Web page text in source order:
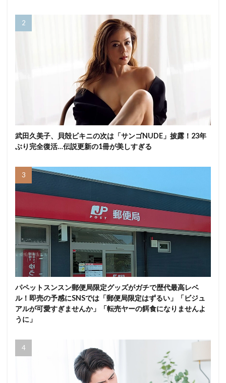
武田久美子、貝殻ビキニの次は「サンゴNUDE」披露！23年
ぶり完全復活…伝説更新の1冊が美しすぎる
パペットスンスン郵便局限定グッズがガチで歴代最高レベ
ル！即売の予感にSNSでは「郵便局限定はずるい」「ビジュ
アルが可愛すぎませんか」「転売ヤーの餌食になりませんよ
うに」